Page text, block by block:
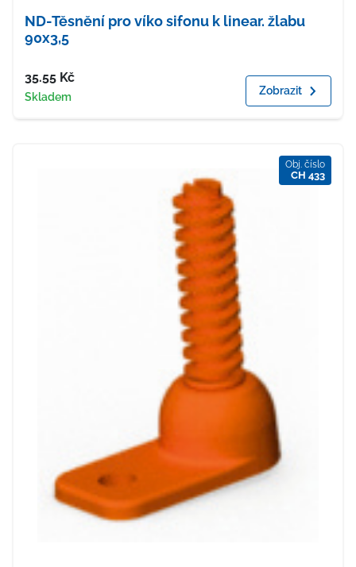
ND-Těsnění pro víko sifonu k linear. žlabu
90x3,5
Cena
35.55 Kč
Dostupnost
Skladem Zobrazit
Obj. číslo
CH 433